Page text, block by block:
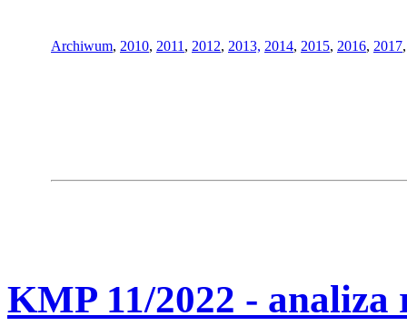
Archiwum, 2010, 2011 , 2012, 2013, 2014, 2015, 2016, 2017
KMP 11/2022 - analiza